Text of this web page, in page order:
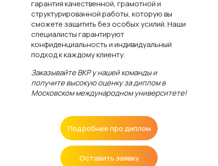
гарантия качественной, грамотной и
структурированной работы, которую вы
сможете защитить без особых усилий. Наши
специалисты гарантируют
конфиденциальность и индивидуальный
подход к каждому клиенту.
Заказывайте ВКР у нашей команды и
получите высокую оценку за диплом в
Московском международном университете!
Подробнее про диплом
Оставить заявку